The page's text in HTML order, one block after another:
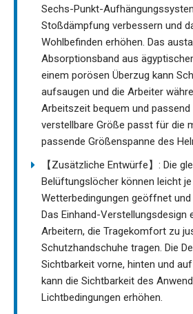
Sechs-Punkt-
Stoßdämpfung verbessern und
Wohlbefinden erhöhen. Das
Absorptionsband aus
einem porösen Überzug kann
aufsaugen und die Arbeiter
Arbeitszeit bequem und passend
verstellbare Größe passt für die
passende Größenspanne des
【Zusätzliche Entwürfe】: Die
Belüftungslöcher können leicht
Wetterbedingungen geöffnet
Das Einhand-Verstellungsdesign
Arbeitern, die Tragekomfort zu
Schutzhandschuhe tragen. Die
Sichtbarkeit vorne, hinten und
kann die Sichtbarkeit des
Lichtbedingungen erhöhen.